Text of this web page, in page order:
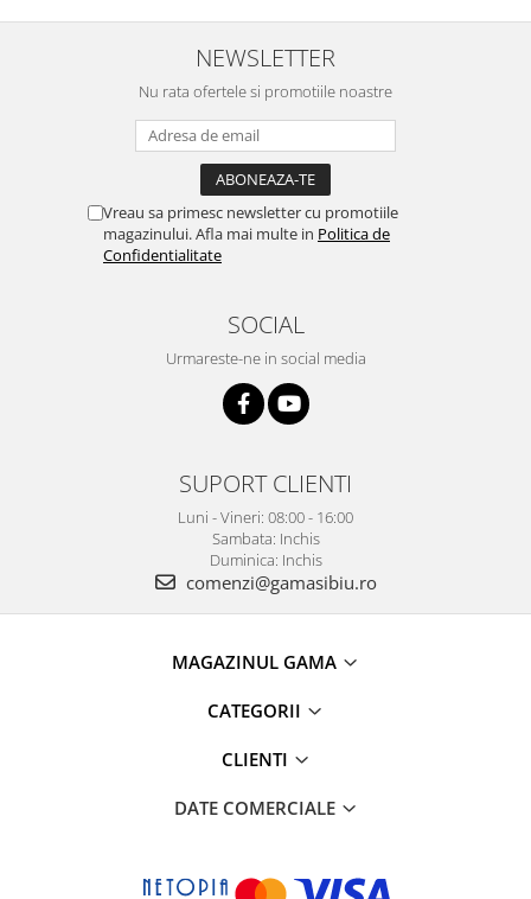
NEWSLETTER
Nu rata ofertele si promotiile noastre
Vreau sa primesc newsletter cu promotiile
magazinului. Afla mai multe in Politica de
Confidentialitate
SOCIAL
Urmareste-ne in social media
SUPORT CLIENTI
Luni - Vineri: 08:00 - 16:00
Sambata: Inchis
Duminica: Inchis
comenzi@gamasibiu.ro
MAGAZINUL GAMA
CATEGORII
CLIENTI
DATE COMERCIALE